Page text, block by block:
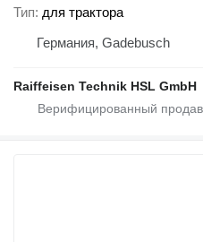
Тип для трактора
Германия, Gadebusch
Raiffeisen Technik HSL GmbH